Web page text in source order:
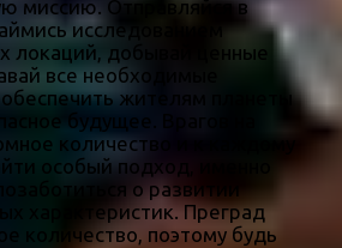
миссию. Отправляйся в
исследованием
локаций, добывай ценные
все необходимые
жителям планеты
будущее. Врагов на
количество и к каждому
особый подход, именно
о развитии
характеристик. Преград
количество, поэтому будь